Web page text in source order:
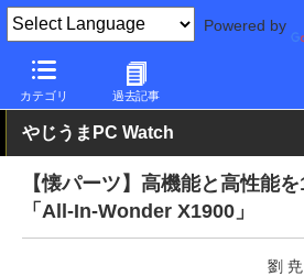
Powered by
カテゴリ 過去記事
PC Watch 半導体/周辺機器
やじうまPC Watch
【懐パーツ】高機能と高性能
「All-In-Wonder X1900」
劉 尭